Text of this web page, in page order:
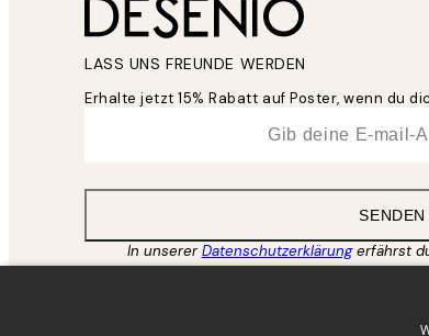
LASS UNS FREUNDE WERDEN
Erhalte jetzt 15% Rabatt auf Poster, wenn du
SENDEN
In unsererDatenschutzerklärungerfährst